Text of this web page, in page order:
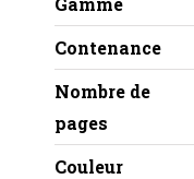
Contenance
Nombre de
pages
Couleur